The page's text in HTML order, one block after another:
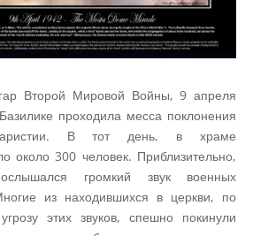
Второй Мировой Войны, 9 апреля
проходила месса поклонения
В тот день, в храме
около 300 человек. Приблизительно,
громкий звук военных
из находившихся в церкви, по
этих звуков, спешно покинули